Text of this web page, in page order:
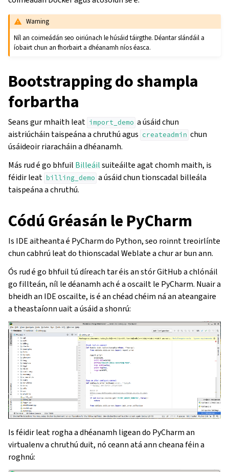
Warning
Níl an coimeádán seo oiriúnach le húsáid táirgthe. Déantar slándáil a
íobairt chun an fhorbairt a dhéanamh níos éasca.
Bootstrapping do shampla
forbartha
Seans gur mhaith leat import_demo a úsáid chun
aistriúcháin taispeána a chruthú agus createadmin chun
úsáideoir riaracháin a dhéanamh.
Más rud é go bhfuil Billeáilsuiteáilte agat chomh maith, is
féidir leat billing_demo a úsáid chun tionscadal billeála
taispeána a chruthú.
Códú Gréasán le PyCharm
Is IDE aitheanta é PyCharm do Python, seo roinnt treoirlínte
chun cabhrú leat do thionscadal Weblate a chur ar bun ann.
Ós rud é go bhfuil tú díreach tar éis an stór GitHub a chlónáil
go fillteán, níl le déanamh ach é a oscailt le PyCharm. Nuair a
bheidh an IDE oscailte, is é an chéad chéim ná an ateangaire
a theastaíonn uait a úsáid a shonrú:
Is féidir leat rogha a dhéanamh ligean do PyCharm an
virtualenv a chruthú duit, nó ceann atá ann cheana féin a
roghnú: